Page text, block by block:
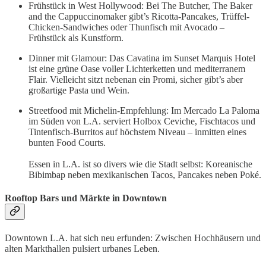
Frühstück in West Hollywood: Bei The Butcher, The Baker
and the Cappuccinomaker gibt’s Ricotta-Pancakes, Trüffel-
Chicken-Sandwiches oder Thunfisch mit Avocado –
Frühstück als Kunstform.
Dinner mit Glamour: Das Cavatina im Sunset Marquis Hotel
ist eine grüne Oase voller Lichterketten und mediterranem
Flair. Vielleicht sitzt nebenan ein Promi, sicher gibt’s aber
großartige Pasta und Wein.
Streetfood mit Michelin-Empfehlung: Im Mercado La Paloma
im Süden von L.A. serviert Holbox Ceviche, Fischtacos und
Tintenfisch-Burritos auf höchstem Niveau – inmitten eines
bunten Food Courts.
Essen in L.A. ist so divers wie die Stadt selbst: Koreanische
Bibimbap neben mexikanischen Tacos, Pancakes neben Poké.
Rooftop Bars und Märkte in Downtown
Downtown L.A. hat sich neu erfunden: Zwischen Hochhäusern und
alten Markthallen pulsiert urbanes Leben.